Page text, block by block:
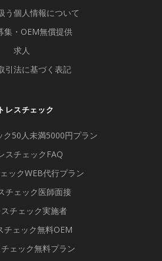
う個人情報について
集・OEM無償提供
求人
引法に基づく表記
レスチェック
ク50人未満5000円プラン
スチェックFAQ
ックWEB代行プラン
チェック医師面接
チェック実施者
チェック無料OEM
ェック無料プラン